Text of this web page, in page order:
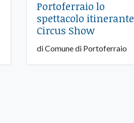
Portoferraio lo
spettacolo itinerante
Circus Show
di Comune di Portoferraio